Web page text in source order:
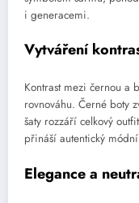
i generacemi.
Vytváření
Kontrast mezi černou a
rovnováhu. Černé boty
šaty rozzáří celkový
přináší autentický
Elegance a